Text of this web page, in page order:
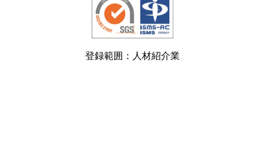
登録範囲：人材紹介業